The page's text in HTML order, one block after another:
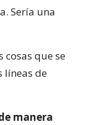
Sería una
cosas que se
líneas de
manera